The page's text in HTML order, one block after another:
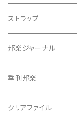
指すり
つぼシール
撥皮・撥皮のり
胴板
ストラップ
邦楽ジャーナル
季刊邦楽
クリアファイル